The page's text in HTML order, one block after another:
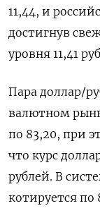
11,44, и
достигнув
уровня 11,41
Пара доллар/
валютном
по 83,20, при
что курс
рублей. В
котируется по